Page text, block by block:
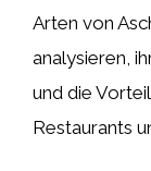
Arten von
analysieren,
und die
Restaurants